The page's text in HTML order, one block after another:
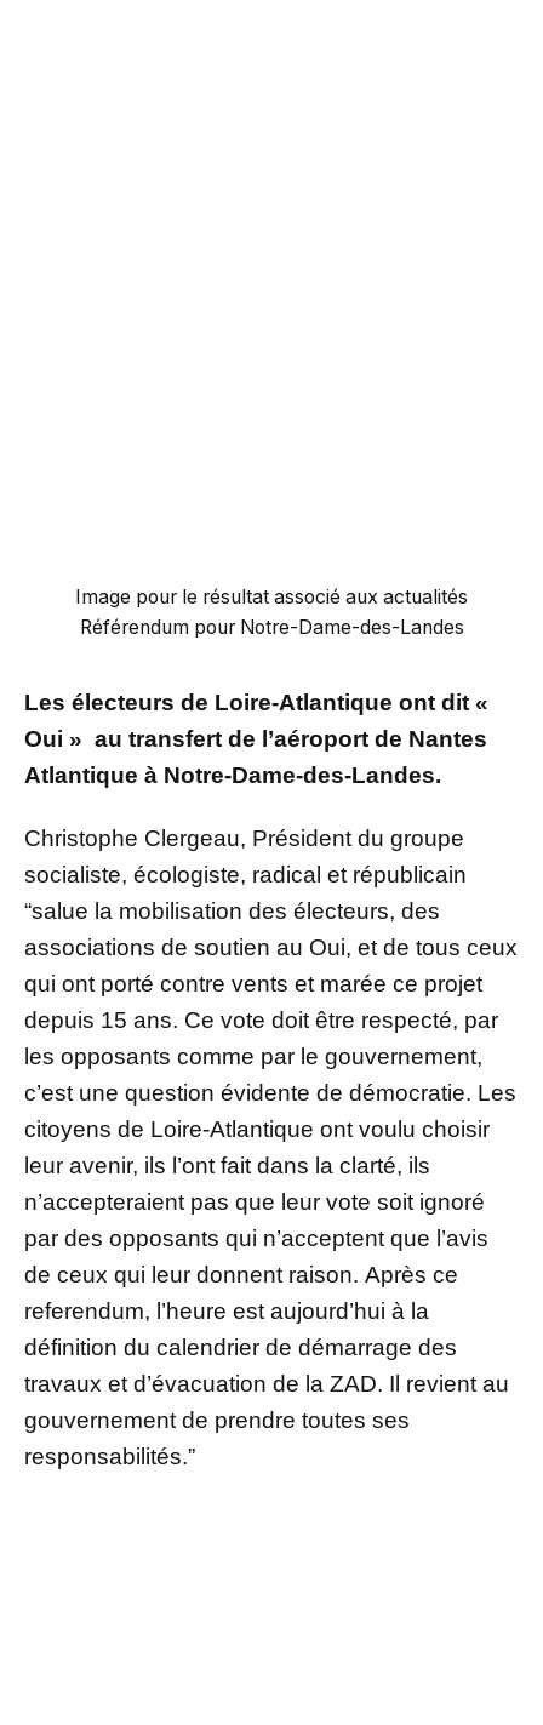
Image pour le résultat associé aux actualités
Référendum pour Notre-Dame-des-Landes
Les électeurs de Loire-Atlantique ont dit «
Oui » au transfert de l’aéroport de Nantes
Atlantique à Notre-Dame-des-Landes.
Christophe Clergeau, Président du groupe
socialiste, écologiste, radical et républicain
“salue la mobilisation des électeurs, des
associations de soutien au Oui, et de tous ceux
qui ont porté contre vents et marée ce projet
depuis 15 ans. Ce vote doit être respecté, par
les opposants comme par le gouvernement,
c’est une question évidente de démocratie. Les
citoyens de Loire-Atlantique ont voulu choisir
leur avenir, ils l’ont fait dans la clarté, ils
n’accepteraient pas que leur vote soit ignoré
par des opposants qui n’acceptent que l’avis
de ceux qui leur donnent raison. Après ce
referendum, l’heure est aujourd’hui à la
définition du calendrier de démarrage des
travaux et d’évacuation de la ZAD. Il revient au
gouvernement de prendre toutes ses
responsabilités.”